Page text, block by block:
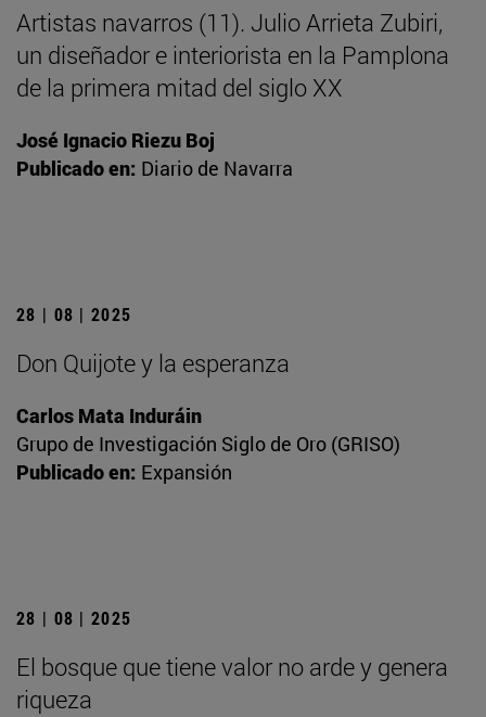
Artistas navarros (11). Julio Arrieta Zubiri,
un diseñador e interiorista en la Pamplona
de la primera mitad del siglo XX
José Ignacio Riezu Boj
Publicado en: Diario de Navarra
28 | 08 | 2025
Don Quijote y la esperanza
Carlos Mata Induráin
Grupo de Investigación Siglo de Oro (GRISO)
Publicado en: Expansión
28 | 08 | 2025
El bosque que tiene valor no arde y genera
riqueza